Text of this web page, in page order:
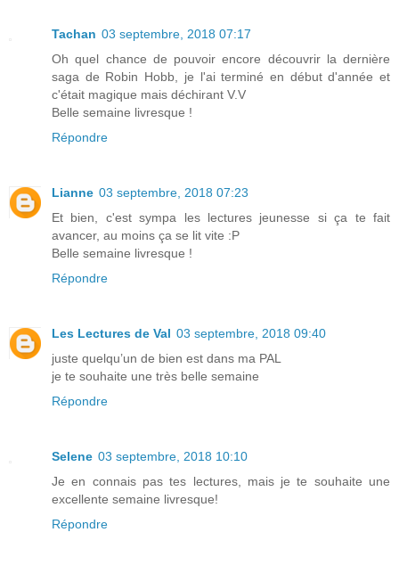
Tachan 03 septembre, 2018 07:17
Oh quel chance de pouvoir encore découvrir la dernière
saga de Robin Hobb, je l'ai terminé en début d'année et
c'était magique mais déchirant V.V
Belle semaine livresque !
Répondre
Lianne 03 septembre, 2018 07:23
Et bien, c'est sympa les lectures jeunesse si ça te fait
avancer, au moins ça se lit vite :P
Belle semaine livresque !
Répondre
Les Lectures de Val 03 septembre, 2018 09:40
juste quelqu’un de bien est dans ma PAL
je te souhaite une très belle semaine
Répondre
Selene 03 septembre, 2018 10:10
Je en connais pas tes lectures, mais je te souhaite une
excellente semaine livresque!
Répondre